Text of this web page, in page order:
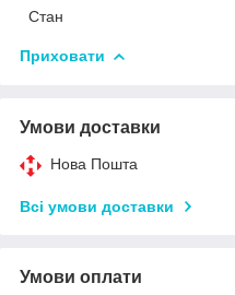
Стан
Приховати
Умови доставки
Нова Пошта
Всі умови доставки
Умови оплати